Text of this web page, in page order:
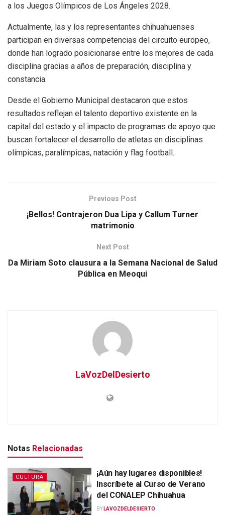
a los Juegos Olímpicos de Los Ángeles 2028.
Actualmente, las y los representantes chihuahuenses
participan en diversas competencias del circuito europeo,
donde han logrado posicionarse entre los mejores de cada
disciplina gracias a años de preparación, disciplina y
constancia.
Desde el Gobierno Municipal destacaron que estos
resultados reflejan el talento deportivo existente en la
capital del estado y el impacto de programas de apoyo que
buscan fortalecer el desarrollo de atletas en disciplinas
olímpicas, paralímpicas, natación y flag football.
Previous Post
¡Bellos! Contrajeron Dua Lipa y Callum Turner
matrimonio
Next Post
Da Miriam Soto clausura a la Semana Nacional de Salud
Pública en Meoqui
LaVozDelDesierto
Notas Relacionadas
CULTURA
¡Aún hay lugares disponibles!
Inscríbete al Curso de Verano
del CONALEP Chihuahua
BY LAVOZDELDESIERTO